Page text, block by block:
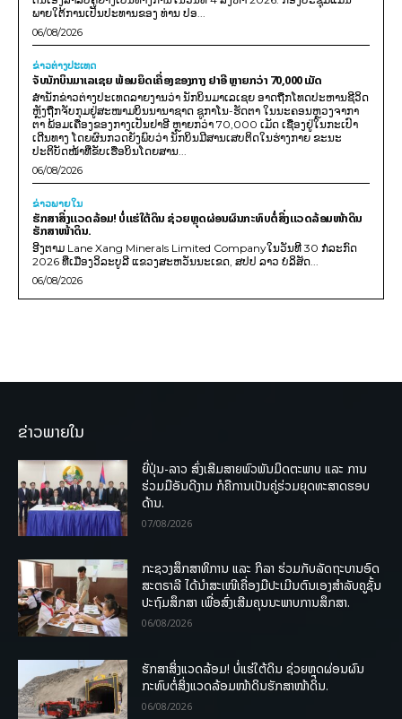
ພາຍໃຕ້ການເປັນປະທານຂອງ ທ່ານ ປອ...
06/08/2026
ຂ່າວຕ່າງປະເທດ
ຈັບນັກບິນມາເລເຊຍ ພ້ອມຍຶດເຄື່ອງຂອງກາງ ຢາອີ ຫຼາຍກວ່າ 70,000 ເມັດ
ສຳນັກຂ່າວຕ່າງປະເທດລາຍງານວ່າ ນັກບິນມາເລເຊຍ ອາດຖືກໂທດປະຫານຊີວິດ
ຫຼັງຖືກຈັບກຸມຢູ່ສະໜາມບິນນານາຊາດ ຊູກາໂນ-ຮັດຕາ ໃນນະຄອນຫຼວງຈາກາ
ຕາ ພ້ອມເຄື່ອງຂອງກາງເປັນຢາອີ ຫຼາຍກວ່າ 70,000 ເມັດ ເຊື່ອງຢູ່ໃນກະເປົາ
ເດີນທາງ ໂດຍຜົນກວດຍັງພົບວ່າ ນັກບິນມີສານເສບຕິດໃນຮ່າງກາຍ ຂະນະ
ປະຕິບັດໜ້າທີ່ຂັບເຮືອບິນໂດຍສານ...
06/08/2026
ຂ່າວພາຍ​ໃນ
ຮັກສາສິ່ງແວດລ້ອມ! ບໍ່ແຮ່ໃຕ້ດິນ ຊ່ວຍຫຼຸດຜ່ອນຜົນກະທົບຕໍ່ສິ່ງແວດລ້ອມໜ້າດິນ
ຮັກສາໜ້າດິນ.
ອີງຕາມ Lane Xang Minerals Limited Companyໃນວັນທີ 30 ກໍລະກົດ
2026 ທີ່ເມືອງວິລະບູລີ ແຂວງສະຫວັນນະເຂດ, ສປປ ລາວ ບໍລິສັດ...
06/08/2026
ຂ່າວພາຍໃນ
ຍີ່ປຸ່ນ-ລາວ ສົ່ງເສີມສາຍພົວພັນມິດຕະພາບ ແລະ ການ
ຮ່ວມມືອັນດີງາມ ກໍຄືການເປັນຄູ່ຮ່ວມຍຸດທະສາດຮອບ
ດ້ານ.
07/08/2026
ກະຊວງສຶກສາທິການ ແລະ ກິລາ ຮ່ວມກັບລັດຖະບານອົດ
ສະຕຣາລີ ໄດ້ນຳສະເໜີເຄື່ອງມືປະເມີນຕົນເອງສຳລັບຄູຊັ້ນ
ປະຖົມສຶກສາ ເພື່ອສົ່ງເສີມຄຸນນະພາບການສຶກສາ.
06/08/2026
ຮັກສາສິ່ງແວດລ້ອມ! ບໍ່ແຮ່ໃຕ້ດິນ ຊ່ວຍຫຼຸດຜ່ອນຜົນ
ກະທົບຕໍ່ສິ່ງແວດລ້ອມໜ້າດິນຮັກສາໜ້າດິນ.
06/08/2026